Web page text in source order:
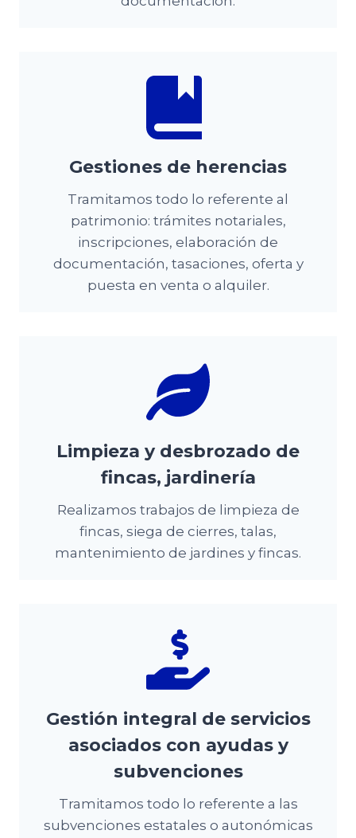
Gestiones de herencias
Tramitamos todo lo referente al
patrimonio: trámites notariales,
inscripciones, elaboración de
documentación, tasaciones, oferta y
puesta en venta o alquiler.
Limpieza y desbrozado de
fincas, jardinería
Realizamos trabajos de limpieza de
fincas, siega de cierres, talas,
mantenimiento de jardines y fincas.
Gestión integral de servicios
asociados con ayudas y
subvenciones
Tramitamos todo lo referente a las
subvenciones estatales o autonómicas